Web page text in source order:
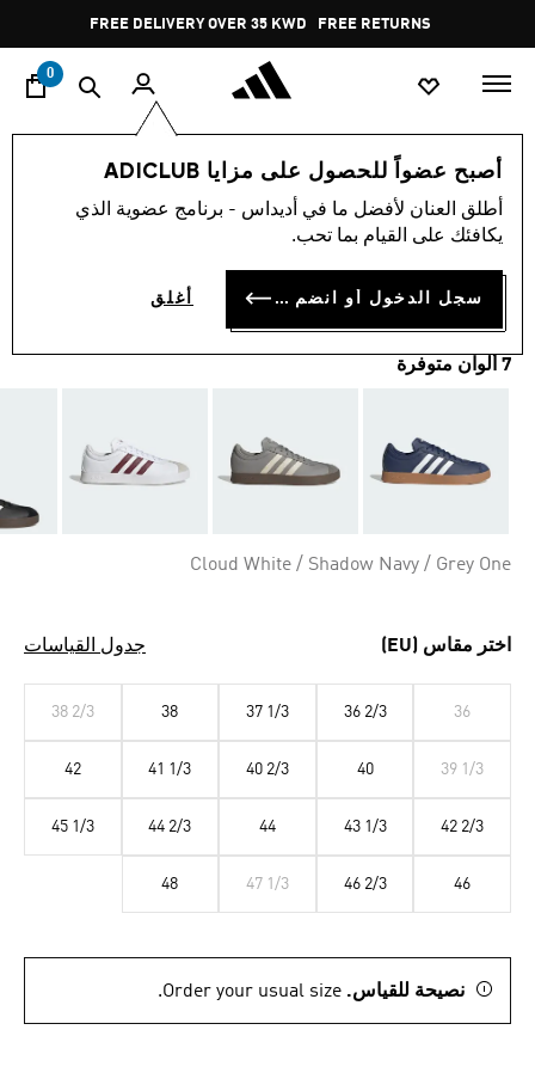
Pause
promotion
rotation
FREE DELIVERY OVER 35 KWD FREE RETURNS
0
أصبح عضواً للحصول على مزايا ADICLUB
أطلق العنان لأفضل ما في أديداس - برنامج عضوية الذي
يكافئك على القيام بما تحب.
سجل الدخول أو انضم الآن أغلق
اسلوب حياة العلامات التجارية الألبسة الرياضية
حذاء VL COURT BASE
KD 23.75
7 ألوان متوفرة
Cloud White / Shadow Navy / Grey One
اختر مقاس (EU) جدول القياسات
36
36 2/3
37 1/3
38
38 2/3
39 1/3
40
40 2/3
41 1/3
42
42 2/3
43 1/3
44
44 2/3
45 1/3
46
46 2/3
47 1/3
48
نصيحة للقياس. Order your usual size.